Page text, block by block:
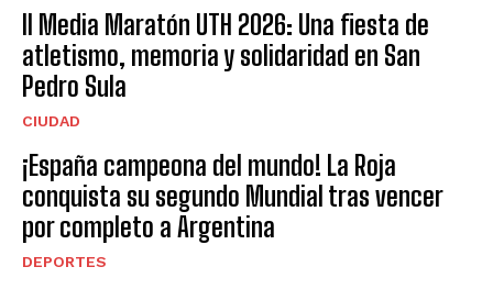
II Media Maratón UTH 2026: Una fiesta de
atletismo, memoria y solidaridad en San
Pedro Sula
CIUDAD
¡España campeona del mundo! La Roja
conquista su segundo Mundial tras vencer
por completo a Argentina
DEPORTES